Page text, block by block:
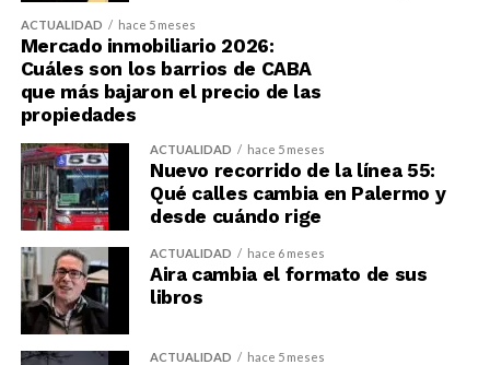
ACTUALIDAD hace 5 meses
Mercado inmobiliario 2026:
Cuáles son los barrios de CABA
que más bajaron el precio de las
propiedades
ACTUALIDAD hace 5 meses
Nuevo recorrido de la línea 55:
Qué calles cambia en Palermo y
desde cuándo rige
ACTUALIDAD hace 6 meses
Aira cambia el formato de sus
libros
ACTUALIDAD hace 5 meses